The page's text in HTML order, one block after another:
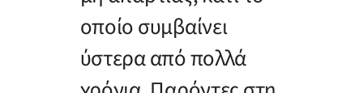
οποίο συμβαίνει
ύστερα από πολλά